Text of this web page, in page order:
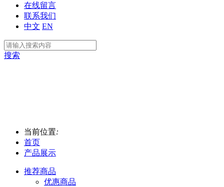
在线留言
联系我们
中文 EN
搜索
当前位置:
首页
产品展示
推荐商品
优惠商品